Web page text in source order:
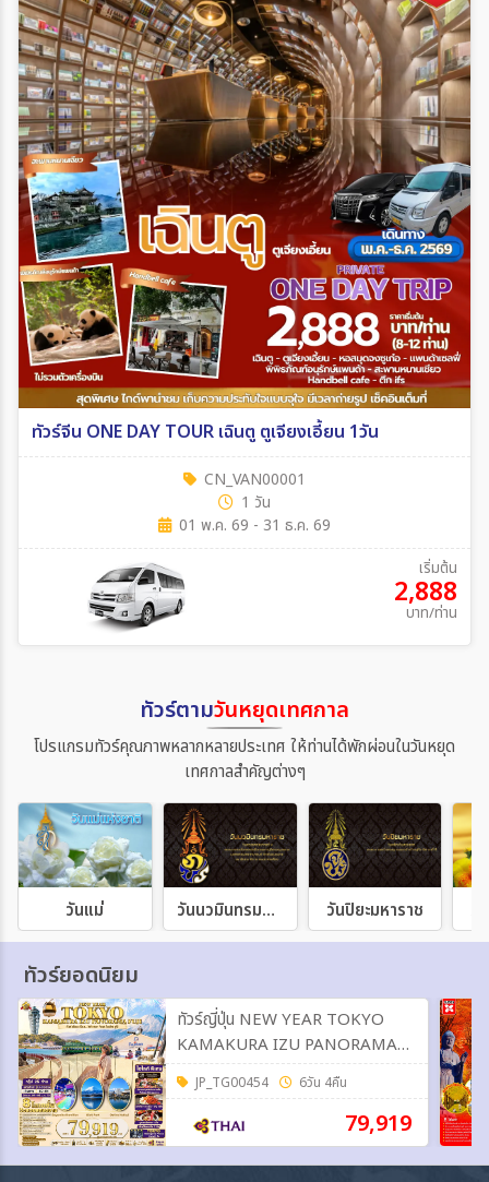
ทัวร์จีน ONE DAY TOUR เฉินตู ตูเจียงเอี้ยน 1วัน
CN_VAN00001
1 วัน
01 พ.ค. 69 - 31 ธ.ค. 69
เริ่มต้น
2,888
บาท/ท่าน
ทัวร์ตามวันหยุดเทศกาล
โปรแกรมทัวร์คุณภาพหลากหลายประเทศ ให้ท่านได้พักผ่อนในวันหยุด
เทศกาลสำคัญต่างๆ
วันแม่ วันนวมินทรมหาราช วันปิยะมหาราช
ทัวร์ยอดนิยม
ทัวร์ญี่ปุ่น NEW YEAR TOKYO
KAMAKURA IZU PANORAMA
FUJI 6วัน 4คืน (TG)
JP_TG00454 6วัน 4คืน
79,919